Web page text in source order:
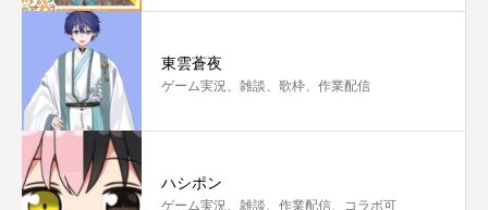
東雲蒼夜
ゲーム実況、雑談、歌枠、作業配信
ハシポン
ゲーム実況、雑談、作業配信、コラボ可